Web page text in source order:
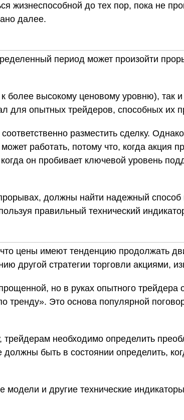
жизнеспособной до тех пор, пока не
далее.
период может произойти
более высокому ценовому уровню), так
для опытных трейдеров, способных их
разместить сделку.
работать, потому что, когда акция
он пробивает ключевой уровень
должны найти надежный способ
правильный технический
цены имеют тенденцию продолжать
другой стратегии торговли акциями,
но в руках опытного
тренду». Это основа популярной
необходимо определить
должны быть в состоянии определить,
модели и другие технические